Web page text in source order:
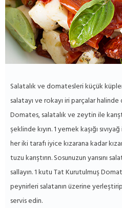
Salatalık ve domatesleri küçük
salatayı ve rokayı iri parçalar halinde
Domates, salatalık ve zeytin ile
şeklinde kıyın. 1 yemek kaşığı
her iki tarafı iyice kızarana kadar
tuzu karıştırın. Sosunuzun yarısını
sallayın. 1 kutu Tat Kurutulmuş
peynirleri salatanın üzerine
servis edin.